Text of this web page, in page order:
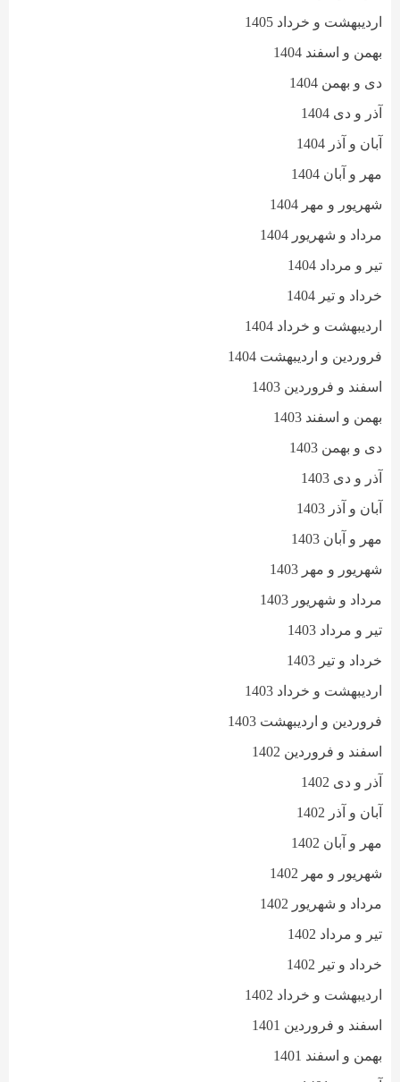
اردیبهشت و خرداد 1405
بهمن و اسفند 1404
دی و بهمن 1404
آذر و دی 1404
آبان و آذر 1404
مهر و آبان 1404
شهریور و مهر 1404
مرداد و شهریور 1404
تیر و مرداد 1404
خرداد و تیر 1404
اردیبهشت و خرداد 1404
فروردین و اردیبهشت 1404
اسفند و فروردین 1403
بهمن و اسفند 1403
دی و بهمن 1403
آذر و دی 1403
آبان و آذر 1403
مهر و آبان 1403
شهریور و مهر 1403
مرداد و شهریور 1403
تیر و مرداد 1403
خرداد و تیر 1403
اردیبهشت و خرداد 1403
فروردین و اردیبهشت 1403
اسفند و فروردین 1402
آذر و دی 1402
آبان و آذر 1402
مهر و آبان 1402
شهریور و مهر 1402
مرداد و شهریور 1402
تیر و مرداد 1402
خرداد و تیر 1402
اردیبهشت و خرداد 1402
اسفند و فروردین 1401
بهمن و اسفند 1401